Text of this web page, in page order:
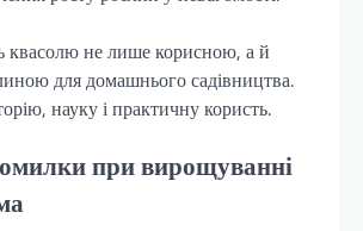
квасолю не лише корисною, а й
для домашнього садівництва.
науку і практичну користь.
при вирощуванні